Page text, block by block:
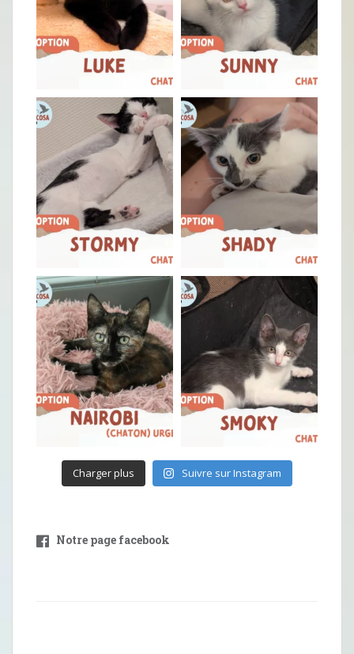
Charger plus Suivre sur Instagram
Notre page facebook